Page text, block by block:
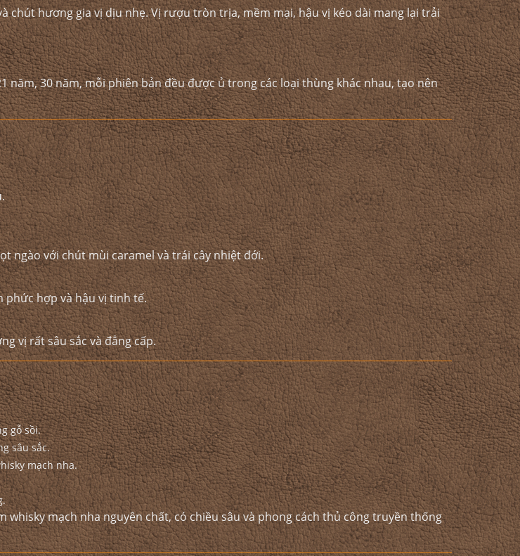
chút hương gia vị dịu nhẹ. Vị rượu tròn trịa, mềm mại, hậu vị kéo dài mang lại trải
năm, 30 năm, mỗi phiên bản đều được ủ trong các loại thùng khác nhau, tạo nên
ngào với chút mùi caramel và trái cây nhiệt đới.
hợp và hậu vị tinh tế.
vị rất sâu sắc và đẳng cấp.
gỗ sồi.
sâu sắc.
mạch nha.
mạch nha nguyên chất, có chiều sâu và phong cách thủ công truyền thống